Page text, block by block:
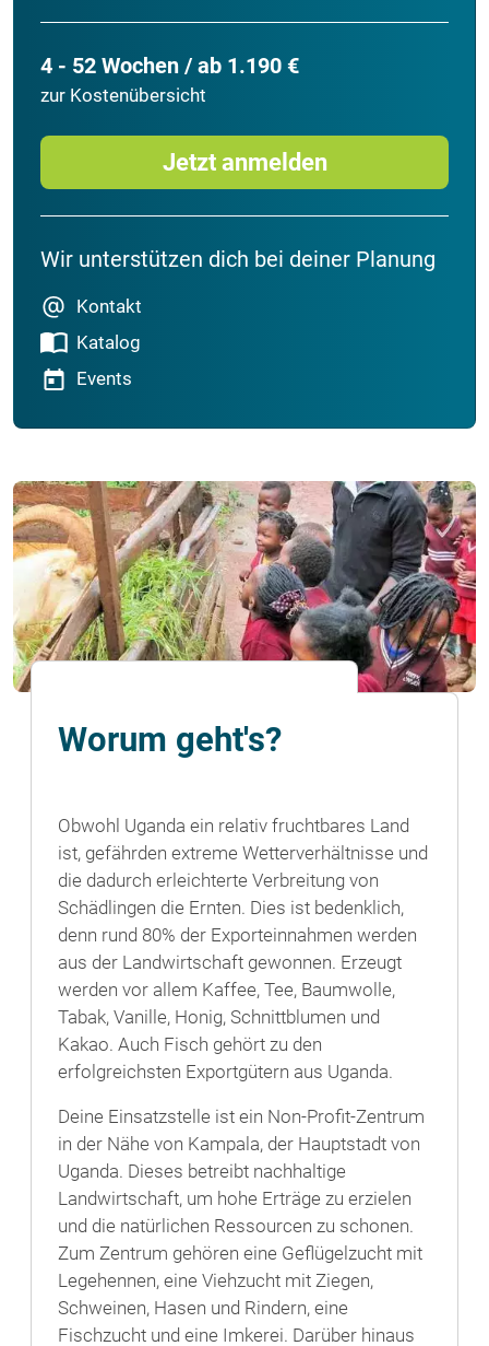
4 - 52 Wochen / ab 1.190 €
zur Kostenübersicht
Jetzt anmelden
Wir unterstützen dich bei deiner Planung
Kontakt
Katalog
Events
Worum geht's?
Obwohl Uganda ein relativ fruchtbares Land
ist, gefährden extreme Wetterverhältnisse und
die dadurch erleichterte Verbreitung von
Schädlingen die Ernten. Dies ist bedenklich,
denn rund 80% der Exporteinnahmen werden
aus der Landwirtschaft gewonnen. Erzeugt
werden vor allem Kaffee, Tee, Baumwolle,
Tabak, Vanille, Honig, Schnittblumen und
Kakao. Auch Fisch gehört zu den
erfolgreichsten Exportgütern aus Uganda.
Deine Einsatzstelle ist ein Non-Profit-Zentrum
in der Nähe von Kampala, der Hauptstadt von
Uganda. Dieses betreibt nachhaltige
Landwirtschaft, um hohe Erträge zu erzielen
und die natürlichen Ressourcen zu schonen.
Zum Zentrum gehören eine Geflügelzucht mit
Legehennen, eine Viehzucht mit Ziegen,
Schweinen, Hasen und Rindern, eine
Fischzucht und eine Imkerei. Darüber hinaus